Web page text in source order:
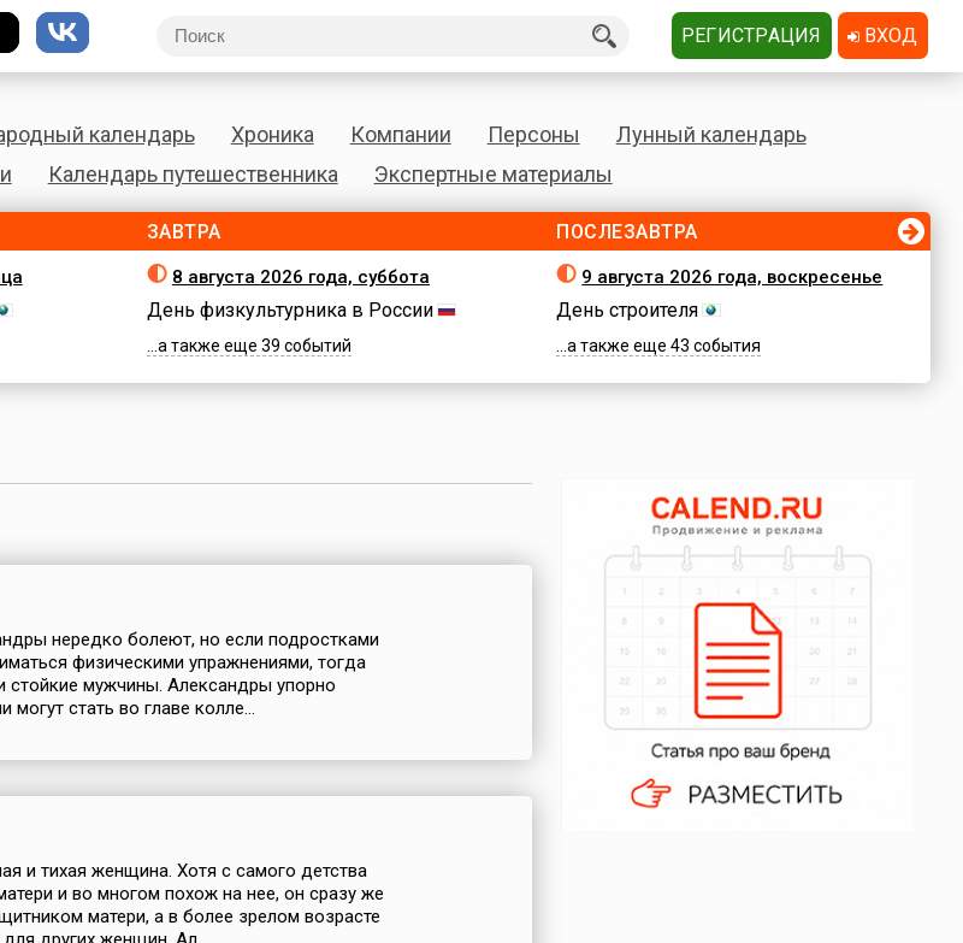
календарь Хроника Компании Персоны
Лунный календарь
Календарь путешественника Экспертные материалы
ЗАВТРА
8 августа 2026 года, суббота
День физкультурника в России
...а также еще 39 событий
ПОСЛЕЗАВТРА
9 августа 2026 года, воскресенье
День строителя
...а также еще 43 события
нередко болеют, но если подростками
физическими упражнениями, тогда
стойкие мужчины. Александры упорно
стать во главе колле...
и тихая женщина. Хотя с самого детства
и во многом похож на нее, он сразу же
матери, а в более зрелом возрасте
РЕГИСТРАЦИЯ ВХОД